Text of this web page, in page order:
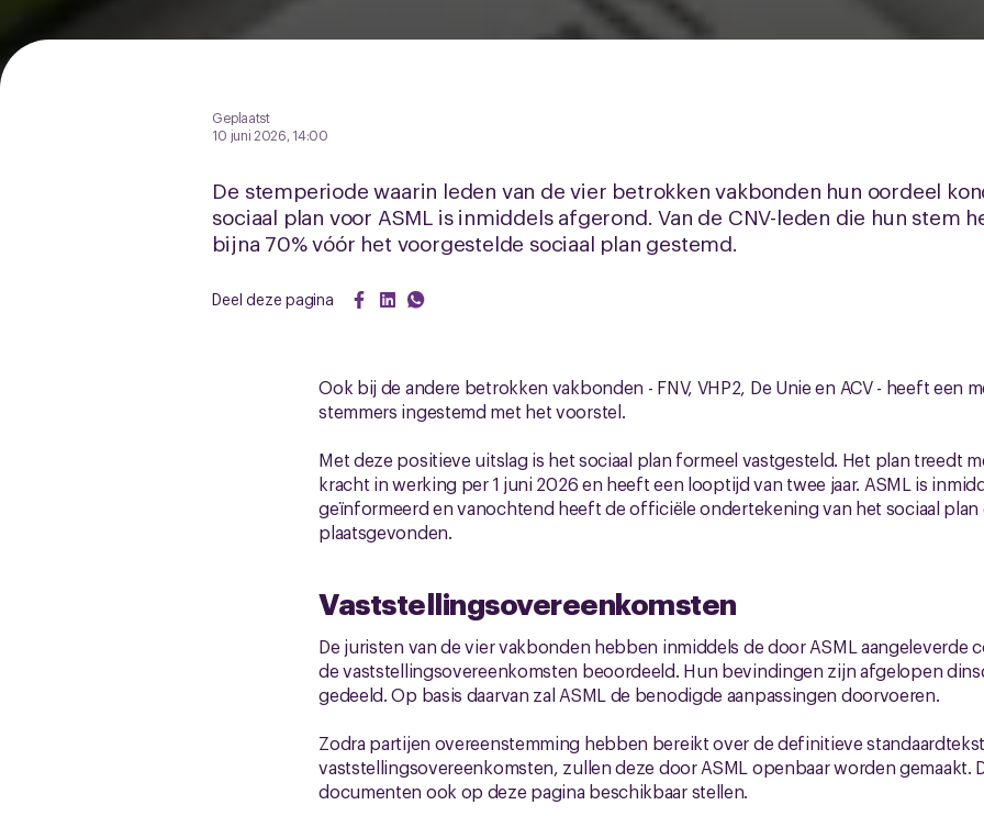
Geplaatst
10 juni 2026, 14:00
De stemperiode waarin leden van de vier betrokken vakbonden hun oordeel
sociaal plan voor ASML is inmiddels afgerond. Van de CNV-leden die hun stem
bijna 70% vóór het voorgestelde sociaal plan gestemd.
Deel deze pagina
Ook bij de andere betrokken vakbonden - FNV, VHP2, De Unie en ACV - heeft een
stemmers ingestemd met het voorstel.
Met deze positieve uitslag is het sociaal plan formeel vastgesteld. Het plan treedt
kracht in werking per 1 juni 2026 en heeft een looptijd van twee jaar. ASML is
geïnformeerd en vanochtend heeft de officiële ondertekening van het sociaal plan
plaatsgevonden.
Vaststellingsovereenkomsten
De juristen van de vier vakbonden hebben inmiddels de door ASML aangeleverde
de vaststellingsovereenkomsten beoordeeld. Hun bevindingen zijn afgelopen
gedeeld. Op basis daarvan zal ASML de benodigde aanpassingen doorvoeren.
Zodra partijen overeenstemming hebben bereikt over de definitieve
vaststellingsovereenkomsten, zullen deze door ASML openbaar worden gemaakt.
documenten ook op deze pagina beschikbaar stellen.